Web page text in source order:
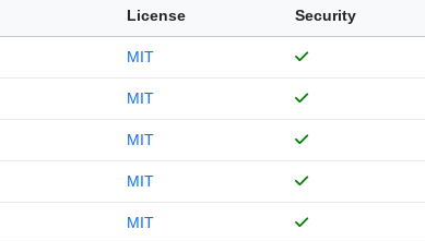
License Security
MIT
MIT
MIT
MIT
MIT